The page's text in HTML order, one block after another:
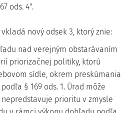
ods. 4".
vkladá nový odsek 3, ktorý znie:
nad verejným obstarávaním
priorizačnej politiky, ktorú
sídle, okrem preskúmania
§ 169 ods. 1. Úrad môže
prioritu v zmysle